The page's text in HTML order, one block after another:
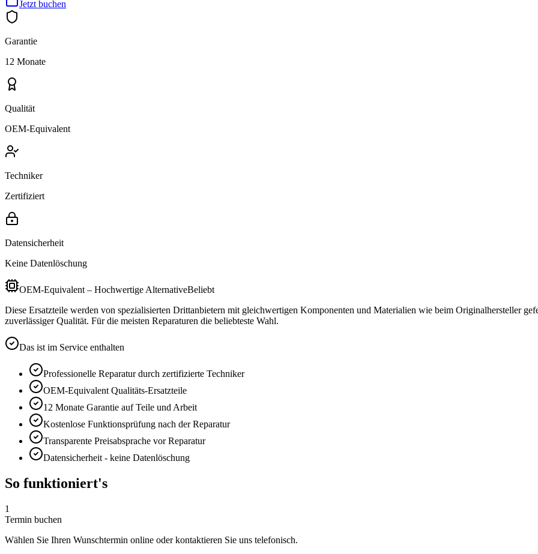
Jetzt buchen
Garantie
12 Monate
Qualität
OEM-Equivalent
Techniker
Zertifiziert
Datensicherheit
Keine Datenlöschung
OEM-Equivalent – Hochwertige AlternativeBeliebt
Diese Ersatzteile werden von spezialisierten Drittanbietern mit gleichwertigen Komponenten und Materialien wie beim Originalhersteller
zuverlässiger Qualität. Für die meisten Reparaturen die beliebteste Wahl.
Das ist im Service enthalten
Professionelle Reparatur durch zertifizierte Techniker
OEM-Equivalent Qualitäts-Ersatzteile
12 Monate Garantie auf Teile und Arbeit
Kostenlose Funktionsprüfung nach der Reparatur
Transparente Preisabsprache vor Reparatur
Datensicherheit - keine Datenlöschung
So funktioniert's
1
Termin buchen
Wählen Sie Ihren Wunschtermin online oder kontaktieren Sie uns telefonisch.